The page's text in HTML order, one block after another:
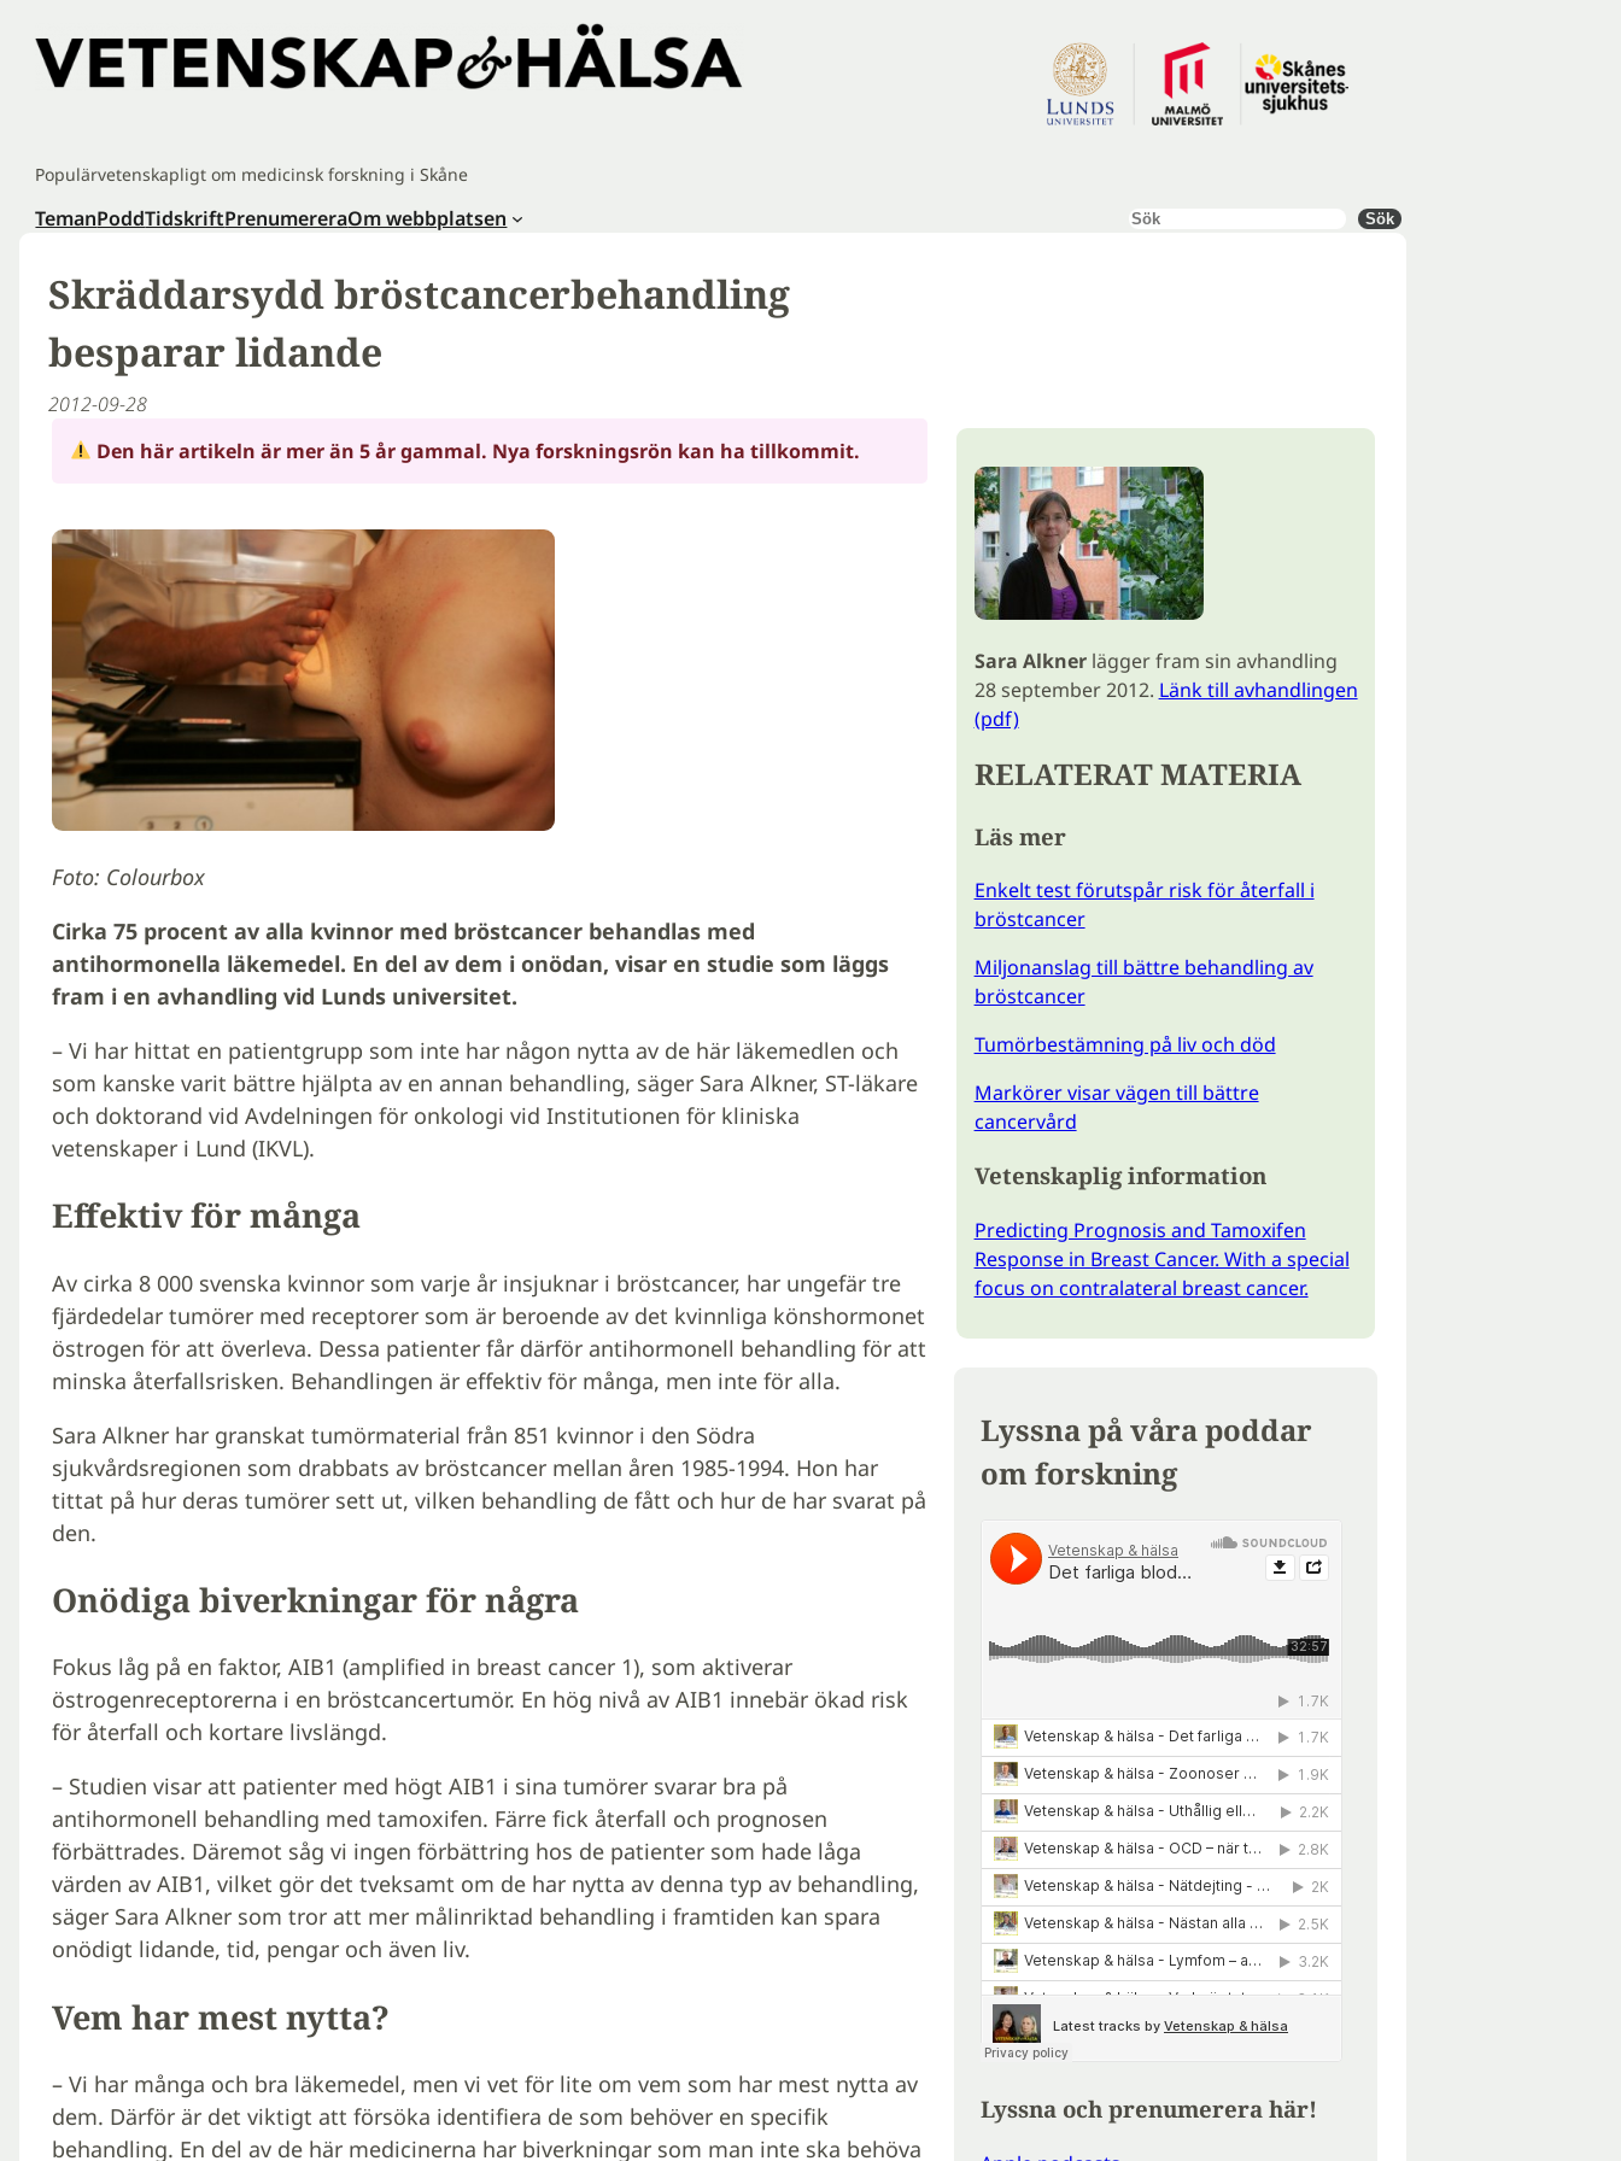
innehåll
Populärvetenskapligt om medicinsk forskning i Skåne
TemanPoddTidskriftPrenumereraOm webbplatsen Sök Sök
Skräddarsydd bröstcancerbehandling
besparar lidande
2012-09-28
Den här artikeln är mer än 5 år gammal. Nya forskningsrön kan ha tillkommit.
Foto: Colourbox
Cirka 75 procent av alla kvinnor med bröstcancer behandlas med
antihormonella läkemedel. En del av dem i onödan, visar en studie som läggs
fram i en avhandling vid Lunds universitet.
– Vi har hittat en patientgrupp som inte har någon nytta av de här läkemedlen och
som kanske varit bättre hjälpta av en annan behandling, säger Sara Alkner, ST-läkare
och doktorand vid Avdelningen för onkologi vid Institutionen för kliniska
vetenskaper i Lund (IKVL).
Effektiv för många
Av cirka 8 000 svenska kvinnor som varje år insjuknar i bröstcancer, har ungefär tre
fjärdedelar tumörer med receptorer som är beroende av det kvinnliga könshormonet
östrogen för att överleva. Dessa patienter får därför antihormonell behandling för att
minska återfallsrisken. Behandlingen är effektiv för många, men inte för alla.
Sara Alkner har granskat tumörmaterial från 851 kvinnor i den Södra
sjukvårdsregionen som drabbats av bröstcancer mellan åren 1985-1994. Hon har
tittat på hur deras tumörer sett ut, vilken behandling de fått och hur de har svarat på
den.
Onödiga biverkningar för några
Fokus låg på en faktor, AIB1 (amplified in breast cancer 1), som aktiverar
östrogenreceptorerna i en bröstcancertumör. En hög nivå av AIB1 innebär ökad risk
för återfall och kortare livslängd.
– Studien visar att patienter med högt AIB1 i sina tumörer svarar bra på
antihormonell behandling med tamoxifen. Färre fick återfall och prognosen
förbättrades. Däremot såg vi ingen förbättring hos de patienter som hade låga
värden av AIB1, vilket gör det tveksamt om de har nytta av denna typ av behandling,
säger Sara Alkner som tror att mer målinriktad behandling i framtiden kan spara
onödigt lidande, tid, pengar och även liv.
Vem har mest nytta?
– Vi har många och bra läkemedel, men vi vet för lite om vem som har mest nytta av
dem. Därför är det viktigt att försöka identifiera de som behöver en specifik
behandling. En del av de här medicinerna har biverkningar som man inte ska behöva
Sara Alknerlägger fram sin avhandling
28 september 2012. Länk till avhandlingen
(pdf)
RELATERAT MATERIA
Läs mer
Enkelt test förutspår risk för återfall i
bröstcancer
Miljonanslag till bättre behandling av
bröstcancer
Tumörbestämning på liv och död
Markörer visar vägen till bättre
cancervård
Vetenskaplig information
Predicting Prognosis and Tamoxifen
Response in Breast Cancer. With a special
focus on contralateral breast cancer.
Lyssna på våra poddar
om forskning
Lyssna och prenumerera här!